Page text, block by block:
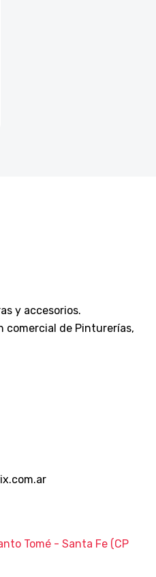
y accesorios.
comercial de Pinturerías,
Tomé - Santa Fe (CP